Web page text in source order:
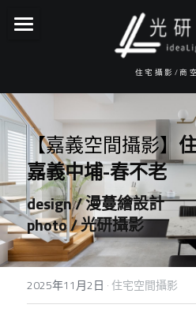
住宅攝影/商
攝影服務項目
報價資訊
作品集
常見Q&A
服務流程
Facebook
【嘉義空間攝影】
嘉義中埔-春不老
design / 漫蔓繪設計
photo / 光研攝影
2025年11月2日 · 住宅空間攝影